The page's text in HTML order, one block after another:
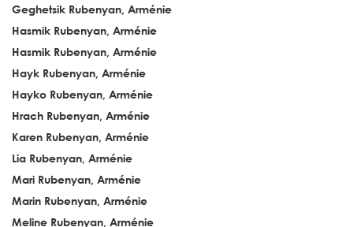
Geghetsik Rubenyan, Arménie
Hasmik Rubenyan, Arménie
Hasmik Rubenyan, Arménie
Hayk Rubenyan, Arménie
Hayko Rubenyan, Arménie
Hrach Rubenyan, Arménie
Karen Rubenyan, Arménie
Lia Rubenyan, Arménie
Mari Rubenyan, Arménie
Marin Rubenyan, Arménie
Meline Rubenyan, Arménie